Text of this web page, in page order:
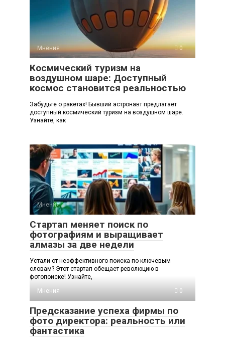
Мнения 0
Космический туризм на
воздушном шаре: Доступный
космос становится реальностью
Забудьте о ракетах! Бывший астронавт предлагает
доступный космический туризм на воздушном шаре.
Узнайте, как
Мнения 0
Стартап меняет поиск по
фотографиям и выращивает
алмазы за две недели
Устали от неэффективного поиска по ключевым
словам? Этот стартап обещает революцию в
фотопоиске! Узнайте,
Мнения
0
Предсказание успеха фирмы по
фото директора: реальность или
фантастика